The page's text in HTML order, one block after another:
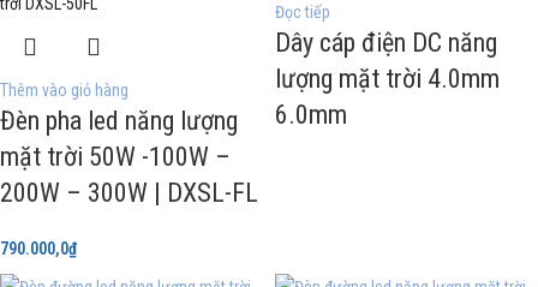
Thêm vào giỏ hàng
Đèn pha led năng lượng
mặt trời 50W -100W –
200W – 300W | DXSL-FL
790.000,0₫
Đọc tiếp
Dây cáp điện DC năng
lượng mặt trời 4.0mm
6.0mm